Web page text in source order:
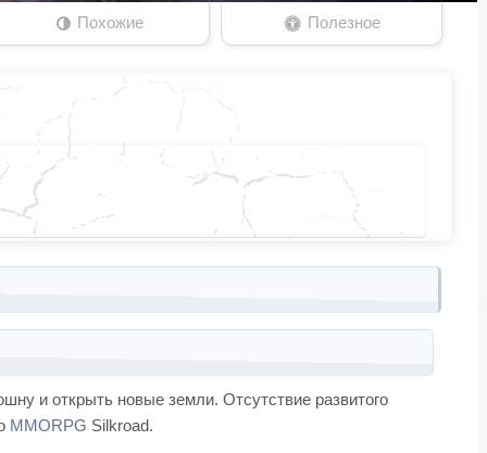
Похожие Полезное
и открыть новые земли. Отсутствие развитого
MMORPG Silkroad.